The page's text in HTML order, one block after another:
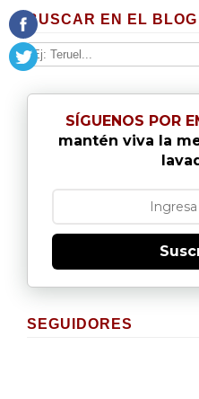
BUSCAR EN EL BLOG
SÍGUENOS POR
mantén viva la
SEGUIDORES